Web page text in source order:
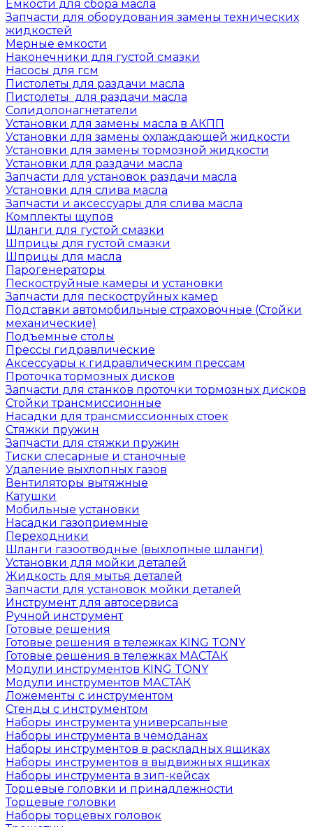
Емкости для сбора масла
Запчасти для оборудования замены технических
жидкостей
Мерные емкости
Наконечники для густой смазки
Насосы для гсм
Пистолеты для раздачи масла
Пистолеты для раздачи масла
Солидолонагнетатели
Установки для замены масла в АКПП
Установки для замены охлаждающей жидкости
Установки для замены тормозной жидкости
Установки для раздачи масла
Запчасти для установок раздачи масла
Установки для слива масла
Запчасти и аксессуары для слива масла
Комплекты щупов
Шланги для густой смазки
Шприцы для густой смазки
Шприцы для масла
Парогенераторы
Пескоструйные камеры и установки
Запчасти для пескоструйных камер
Подставки автомобильные страховочные (Стойки
механические)
Подъемные столы
Прессы гидравлические
Аксессуары к гидравлическим прессам
Проточка тормозных дисков
Запчасти для станков проточки тормозных дисков
Стойки трансмиссионные
Насадки для трансмиссионных стоек
Стяжки пружин
Запчасти для стяжки пружин
Тиски слесарные и станочные
Удаление выхлопных газов
Вентиляторы вытяжные
Катушки
Мобильные установки
Насадки газоприемные
Переходники
Шланги газоотводные (выхлопные шланги)
Установки для мойки деталей
Жидкость для мытья деталей
Запчасти для установок мойки деталей
Инструмент для автосервиса
Ручной инструмент
Готовые решения
Готовые решения в тележках KING TONY
Готовые решения в тележках МАСТАК
Модули инструментов KING TONY
Модули инструментов МАСТАК
Ложементы с инструментом
Стенды с инструментом
Наборы инструмента универсальные
Наборы инструмента в чемоданах
Наборы инструментов в раскладных ящиках
Наборы инструментов в выдвижных ящиках
Наборы инструмента в зип-кейсах
Торцевые головки и принадлежности
Торцевые головки
Наборы торцевых головок